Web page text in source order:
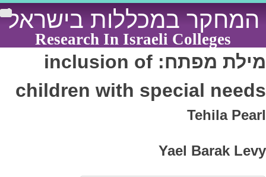
Skip
המחקר במכללות בישראל
Research In Israeli Colleges
מילת מפתח: inclusion of
children with special needs
Tehila Pearl
Yael Barak Levy